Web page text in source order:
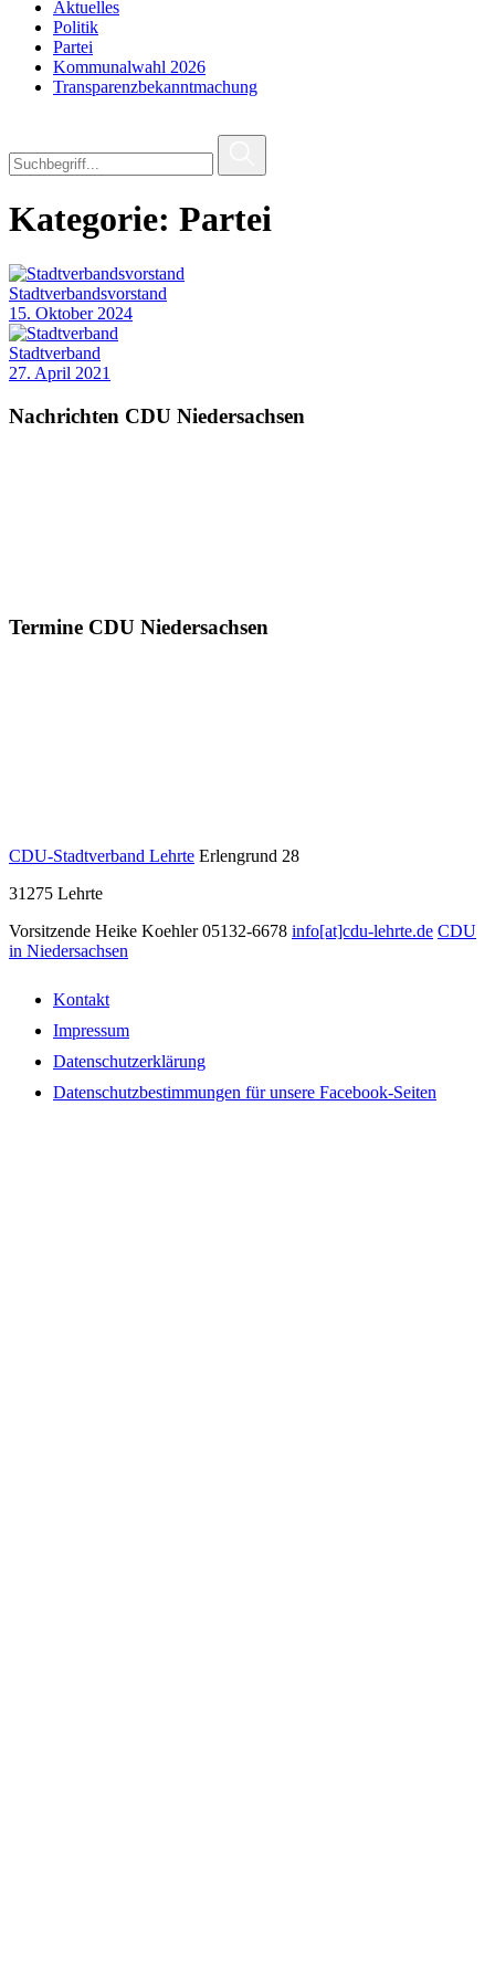
Aktuelles
Politik
Partei
Kommunalwahl 2026
Transparenzbekanntmachung
Kategorie: Partei
Stadtverbandsvorstand
15. Oktober 2024
Stadtverband
27. April 2021
Nachrichten CDU Niedersachsen
Termine CDU Niedersachsen
CDU-Stadtverband Lehrte Erlengrund 28
31275 Lehrte
Vorsitzende Heike Koehler 05132-6678 info[at]cdu-lehrte.de CDU
in Niedersachsen
Kontakt
Impressum
Datenschutzerklärung
Datenschutzbestimmungen für unsere Facebook-Seiten